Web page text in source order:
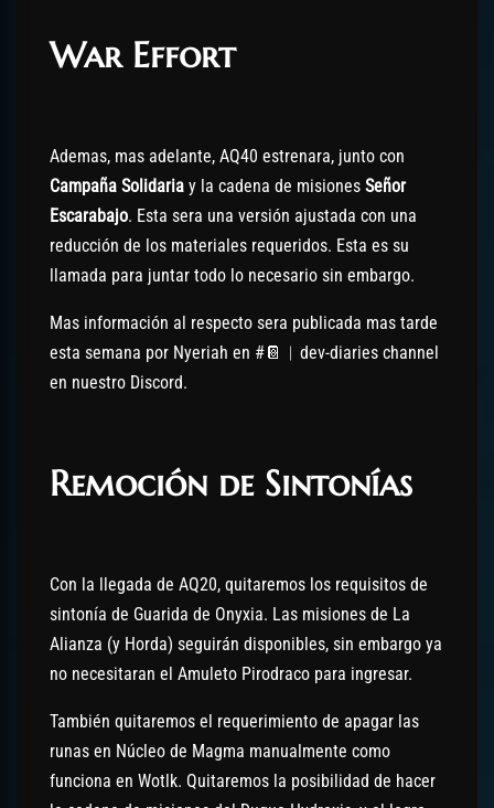
War Effort
Ademas, mas adelante, AQ40 estrenara, junto con
Campaña Solidaria y la cadena de misiones Señor
Escarabajo. Esta sera una versión ajustada con una
reducción de los materiales requeridos. Esta es su
llamada para juntar todo lo necesario sin embargo.
Mas información al respecto sera publicada mas tarde
esta semana por Nyeriah en #📔︱dev-diaries channel
en nuestro Discord.
Remoción de Sintonías
Con la llegada de AQ20, quitaremos los requisitos de
sintonía de Guarida de Onyxia. Las misiones de La
Alianza (y Horda) seguirán disponibles, sin embargo ya
no necesitaran el Amuleto Pirodraco para ingresar.
También quitaremos el requerimiento de apagar las
runas en Núcleo de Magma manualmente como
funciona en Wotlk. Quitaremos la posibilidad de hacer